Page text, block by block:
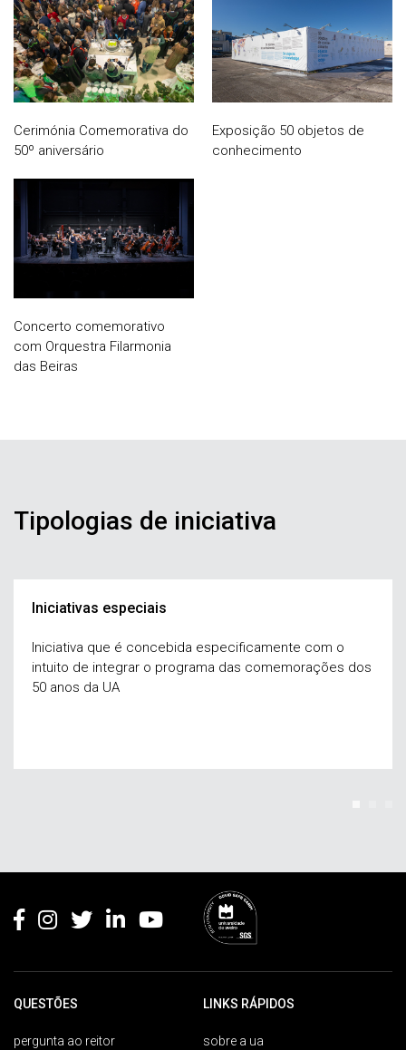
Cerimónia Comemorativa do
50º aniversário
Exposição 50 objetos de
conhecimento
Concerto comemorativo
com Orquestra Filarmonia
das Beiras
Tipologias de iniciativa
Iniciativas especiais
Iniciativa que é concebida especificamente com o
intuito de integrar o programa das comemorações dos
50 anos da UA
QUESTÕES
pergunta ao reitor
LINKS RÁPIDOS
sobre a ua